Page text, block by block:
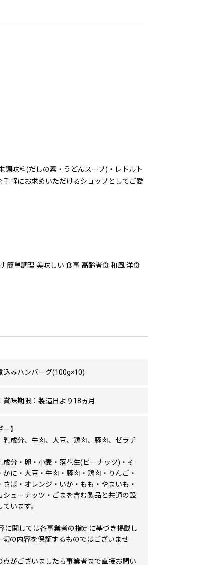
調味料(だしの素・うどんスープ)・レトルト
軽にお求めいただけるショップとしてご愛
簡単調理 美味しい 食事 高齢者食 和風 洋食
込みハンバーグ(100g×10)
賞味期限：製造日より18ヵ月
】
乳成分、牛肉、大豆、鶏肉、豚肉、ゼラチ
成分・卵・小麦・落花生(ピーナッツ)・そ
かに・大豆・牛肉・豚肉・鶏肉・りんご・
さば・オレンジ・いか・もも・やまいも・
シューナッツ・ごまを含む製品と共通の設
います。
に関しては各事業者の指定に基づき掲載し
切の内容を保証するものではございませ
がございましたら事業者まで直接お問い